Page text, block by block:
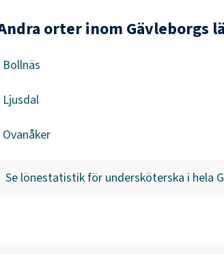
orter inom Gävleborgs
Bollnäs
Ljusdal
Ovanåker
Se lönestatistik för undersköterska i hela